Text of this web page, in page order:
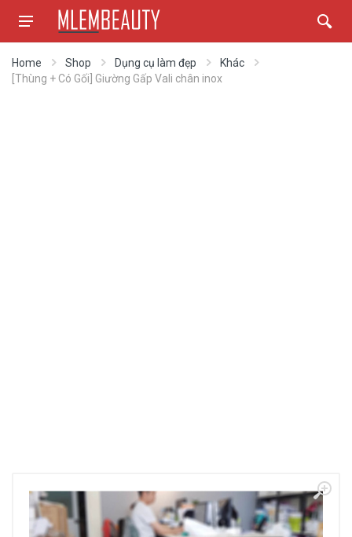
Home Shop Dụng cụ làm đẹp
Khác
[Thùng + Có Gối] Giường Gấp Vali chân inox